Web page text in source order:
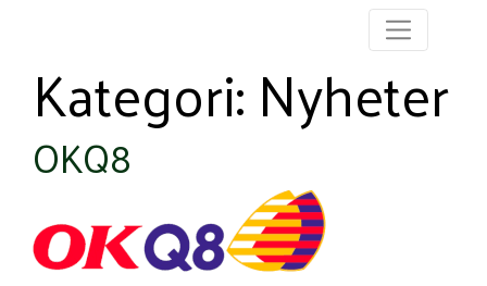
Kategori:Nyheter
OKQ8